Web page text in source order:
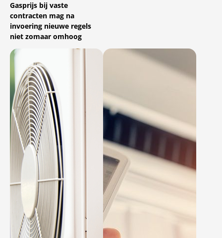
Gasprijs bij vaste
contracten mag na
invoering nieuwe regels
niet zomaar omhoog